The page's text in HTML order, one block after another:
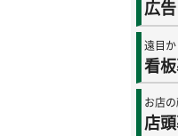
広
遠目
看
お店の
店